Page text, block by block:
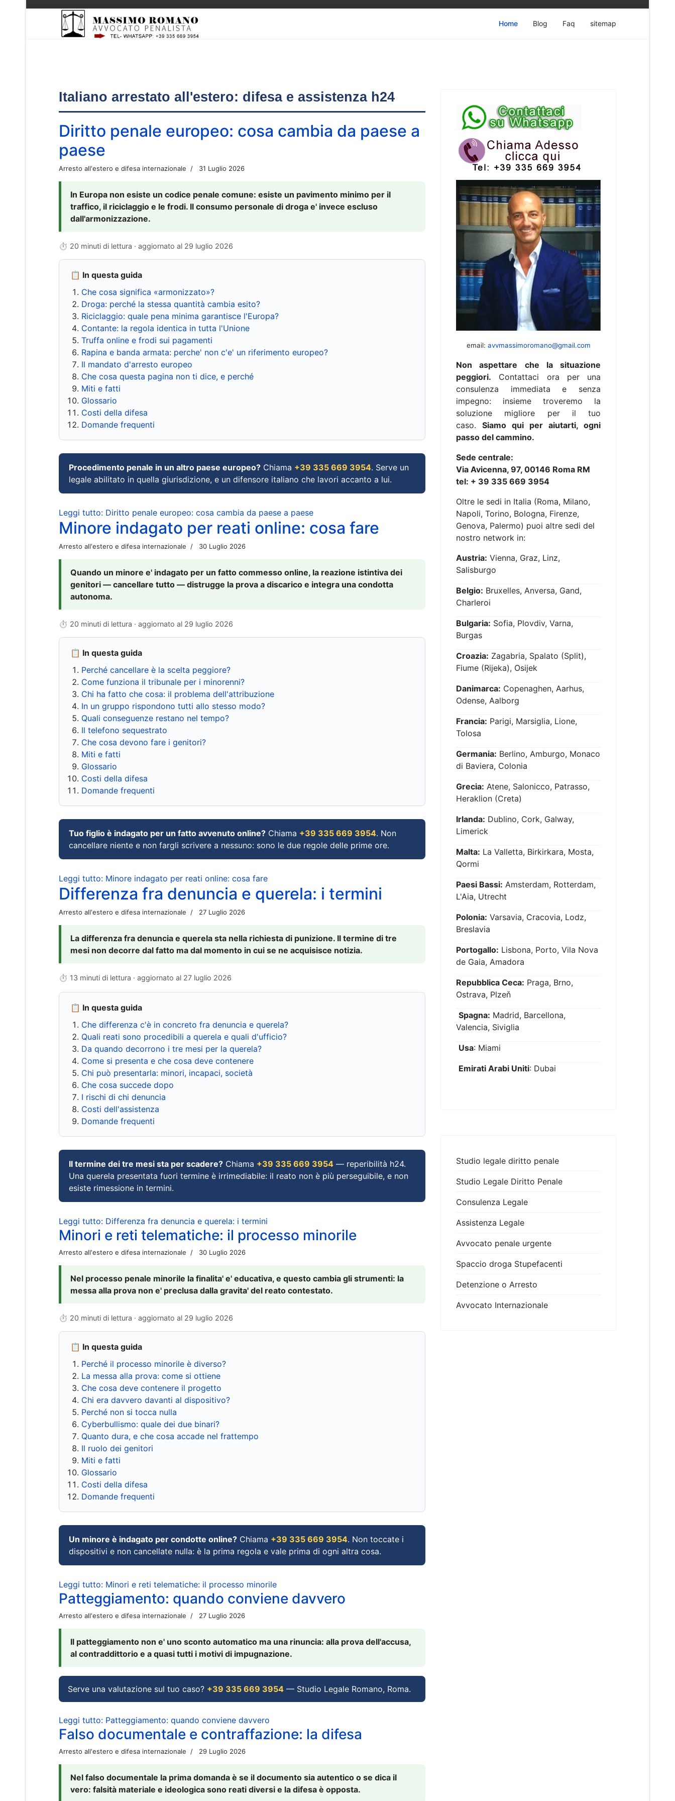
Home Blog Faq sitemap
Italiano arrestato all'estero: difesa e assistenza h24
Diritto penale europeo: cosa cambia da paese a
paese
Arresto all'estero e difesa internazionale 31 Luglio 2026
In Europa non esiste un codice penale comune: esiste un pavimento minimo per il
traffico, il riciclaggio e le frodi. Il consumo personale di droga e' invece escluso
dall'armonizzazione.
⏱ 20 minuti di lettura · aggiornato al 29 luglio 2026
📋 In questa guida
Che cosa significa «armonizzato»?
Droga: perché la stessa quantità cambia esito?
Riciclaggio: quale pena minima garantisce l'Europa?
Contante: la regola identica in tutta l'Unione
Truffa online e frodi sui pagamenti
Rapina e banda armata: perche' non c'e' un riferimento europeo?
Il mandato d'arresto europeo
Che cosa questa pagina non ti dice, e perché
Miti e fatti
Glossario
Costi della difesa
Domande frequenti
Procedimento penale in un altro paese europeo? Chiama +39 335 669 3954. Serve un
legale abilitato in quella giurisdizione, e un difensore italiano che lavori accanto a lui.
Leggi tutto: Diritto penale europeo: cosa cambia da paese a paese
Minore indagato per reati online: cosa fare
Arresto all'estero e difesa internazionale 30 Luglio 2026
Quando un minore e' indagato per un fatto commesso online, la reazione istintiva dei
genitori — cancellare tutto — distrugge la prova a discarico e integra una condotta
autonoma.
⏱ 20 minuti di lettura · aggiornato al 29 luglio 2026
📋 In questa guida
Perché cancellare è la scelta peggiore?
Come funziona il tribunale per i minorenni?
Chi ha fatto che cosa: il problema dell'attribuzione
In un gruppo rispondono tutti allo stesso modo?
Quali conseguenze restano nel tempo?
Il telefono sequestrato
Che cosa devono fare i genitori?
Miti e fatti
Glossario
Costi della difesa
Domande frequenti
Tuo figlio è indagato per un fatto avvenuto online? Chiama +39 335 669 3954. Non
cancellare niente e non fargli scrivere a nessuno: sono le due regole delle prime ore.
Leggi tutto: Minore indagato per reati online: cosa fare
Differenza fra denuncia e querela: i termini
Arresto all'estero e difesa internazionale 27 Luglio 2026
La differenza fra denuncia e querela sta nella richiesta di punizione. Il termine di tre
mesi non decorre dal fatto ma dal momento in cui se ne acquisisce notizia.
⏱ 13 minuti di lettura · aggiornato al 27 luglio 2026
📋 In questa guida
Che differenza c'è in concreto fra denuncia e querela?
Quali reati sono procedibili a querela e quali d'ufficio?
Da quando decorrono i tre mesi per la querela?
Come si presenta e che cosa deve contenere
Chi può presentarla: minori, incapaci, società
Che cosa succede dopo
I rischi di chi denuncia
Costi dell'assistenza
Domande frequenti
Il termine dei tre mesi sta per scadere? Chiama +39 335 669 3954 — reperibilità h24.
Una querela presentata fuori termine è irrimediabile: il reato non è più perseguibile, e non
esiste rimessione in termini.
Leggi tutto: Differenza fra denuncia e querela: i termini
Minori e reti telematiche: il processo minorile
Arresto all'estero e difesa internazionale 30 Luglio 2026
Nel processo penale minorile la finalita' e' educativa, e questo cambia gli strumenti: la
messa alla prova non e' preclusa dalla gravita' del reato contestato.
⏱ 20 minuti di lettura · aggiornato al 29 luglio 2026
📋 In questa guida
Perché il processo minorile è diverso?
La messa alla prova: come si ottiene
Che cosa deve contenere il progetto
Chi era davvero davanti al dispositivo?
Perché non si tocca nulla
Cyberbullismo: quale dei due binari?
Quanto dura, e che cosa accade nel frattempo
Il ruolo dei genitori
Miti e fatti
Glossario
Costi della difesa
Domande frequenti
Un minore è indagato per condotte online? Chiama +39 335 669 3954. Non toccate i
dispositivi e non cancellate nulla: è la prima regola e vale prima di ogni altra cosa.
Leggi tutto: Minori e reti telematiche: il processo minorile
Patteggiamento: quando conviene davvero
Arresto all'estero e difesa internazionale 27 Luglio 2026
Il patteggiamento non e' uno sconto automatico ma una rinuncia: alla prova dell'accusa,
al contraddittorio e a quasi tutti i motivi di impugnazione.
Serve una valutazione sul tuo caso? +39 335 669 3954 — Studio Legale Romano, Roma.
Leggi tutto: Patteggiamento: quando conviene davvero
Falso documentale e contraffazione: la difesa
Arresto all'estero e difesa internazionale 29 Luglio 2026
Nel falso documentale la prima domanda è se il documento sia autentico o se dica il
vero: falsità materiale e ideologica sono reati diversi e la difesa è opposta.
email: avvmassimoromano@gmail.com
Non aspettare che la situazione
peggiori. Contattaci ora per una
consulenza immediata e senza
impegno: insieme troveremo la
soluzione migliore per il tuo
caso. Siamo qui per aiutarti, ogni
passo del cammino.
Sede centrale:
Via Avicenna, 97, 00146 Roma RM
tel: + 39 335 669 3954
Oltre le sedi in Italia (Roma, Milano,
Napoli, Torino, Bologna, Firenze,
Genova, Palermo) puoi altre sedi del
nostro network in:
Austria: Vienna, Graz, Linz,
Salisburgo
Belgio: Bruxelles, Anversa, Gand,
Charleroi
Bulgaria: Sofia, Plovdiv, Varna,
Burgas
Croazia: Zagabria, Spalato (Split),
Fiume (Rijeka), Osijek
Danimarca: Copenaghen, Aarhus,
Odense, Aalborg
Francia: Parigi, Marsiglia, Lione,
Tolosa
Germania: Berlino, Amburgo, Monaco
di Baviera, Colonia
Grecia: Atene, Salonicco, Patrasso,
Heraklion (Creta)
Irlanda: Dublino, Cork, Galway,
Limerick
Malta: La Valletta, Birkirkara, Mosta,
Qormi
Paesi Bassi: Amsterdam, Rotterdam,
L'Aia, Utrecht
Polonia: Varsavia, Cracovia, Lodz,
Breslavia
Portogallo: Lisbona, Porto, Vila Nova
de Gaia, Amadora
Repubblica Ceca: Praga, Brno,
Ostrava, Plzeň
Spagna: Madrid, Barcellona,
Valencia, Siviglia
Usa: Miami
Emirati Arabi Uniti: Dubai
Studio legale diritto penale
Studio Legale Diritto Penale
Consulenza Legale
Assistenza Legale
Avvocato penale urgente
Spaccio droga Stupefacenti
Detenzione o Arresto
Avvocato Internazionale